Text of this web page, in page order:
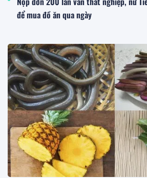
để mua đồ ăn qua ngày